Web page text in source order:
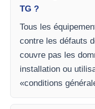
TG ?
Tous les
contre les défauts
couvre pas les
installation ou
«conditions